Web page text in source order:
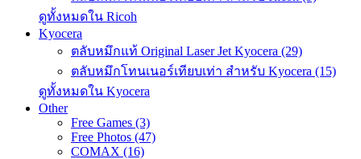
ดูทั้งหมดใน Ricoh
Kyocera
ตลับหมึกแท้ Original Laser Jet Kyocera (29)
ตลับหมึกโทนเนอร์เทียบเท่า สำหรับ Kyocera (15)
ดูทั้งหมดใน Kyocera
Other
Free Games (3)
Free Photos (47)
COMAX (16)